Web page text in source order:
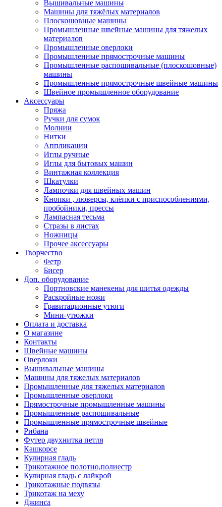
Вышивальные машины
Машины для тяжёлых материалов
Плоскошовные машины
Промышленные швейные машины для тяжелых
материалов
Промышленные оверлоки
Промышленные прямострочные машины
Промышленные распошивальные (плоскошовные)
машины
Промышленные прямострочные швейные машины
Швейное промышленное оборудование
Аксессуары
Пряжа
Ручки для сумок
Молнии
Нитки
Аппликации
Иглы ручные
Иглы для бытовых машин
Винтажная коллекция
Шкатулки
Лампочки для швейных машин
Кнопки , люверсы, клёпки с приспособлениями,
пробойники, прессы
Лампасная тесьма
Стразы в листах
Ножницы
Прочее аксессуары
Творчество
Фетр
Бисер
Доп. оборудование
Портновские манекены для шитья одежды
Раскройные ножи
Гравитационные утюги
Мини-утюжки
Оплата и доставка
О магазине
Контакты
Швейные машины
Оверлоки
Вышивальные машины
Машины для тяжелых материалов
Промышленные для тяжелых материалов
Промышленные оверлоки
Прямострочные промышленные машины
Промышленные распошивальные
Промышленные прямострочные швейные
Рибана
Футер двухнитка петля
Кашкорсе
Кулирная гладь
Трикотажное полотно,полиестр
Кулирная гладь с лайкрой
Трикотажные подвязы
Трикотаж на меху
Джинса